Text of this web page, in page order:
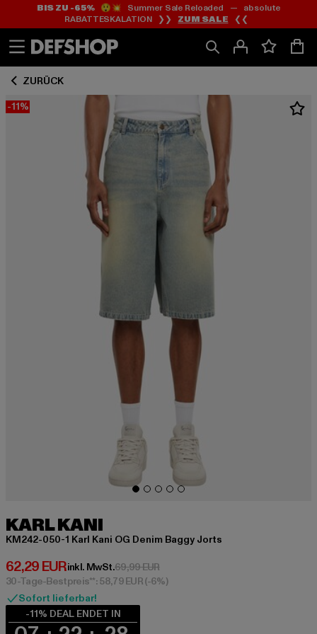
Zum
Inhalt
springen
Zum
Fußzeile
springen
BIS ZU -65%😲💥 Summer Sale Reloaded — absolute
RABATTESKALATION ❯❯ ZUM SALE ❮❮
ZURÜCK
-11%
KARL KANI
KM242-050-1 Karl Kani OG Denim Baggy Jorts
62,29 EUR
Derzeitiger Preis: 62,29 EUR
inkl. MwSt.69,99 EURAktionspreis: 69,99 EUR
30-Tage-Bestpreis**: 58,79 EUR(-6%)
Sofort lieferbar!
-11% DEAL ENDET IN